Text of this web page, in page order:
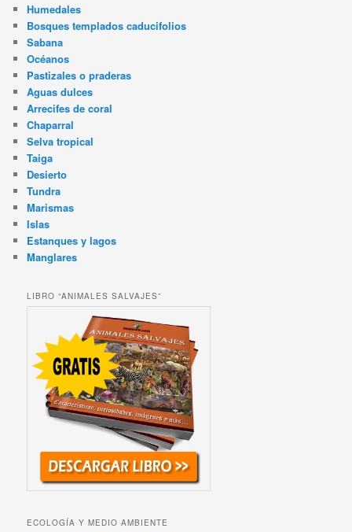
Humedales
Bosques templados caducifolios
Sabana
Océanos
Pastizales o praderas
Aguas dulces
Arrecifes de coral
Chaparral
Selva tropical
Taiga
Desierto
Tundra
Marismas
Islas
Estanques y lagos
Manglares
LIBRO “ANIMALES SALVAJES”
ECOLOGÍA Y MEDIO AMBIENTE